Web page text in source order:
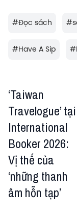
#Đọc sách #
#Have A Sip #
‘Taiwan
Travelogue’ tại
International
Booker 2026:
Vị thế của
‘những thanh
âm hỗn tạp’